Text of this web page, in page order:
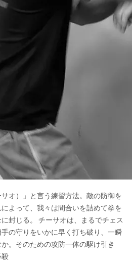
オ）」と言う練習方法。敵の防御を
よって、我々は間合いを詰めて拳を
封じる。 チーサオは、まるでチェス
の守りをいかに早く打ち破り、一瞬
。そのための攻防一体の駆け引き
殺